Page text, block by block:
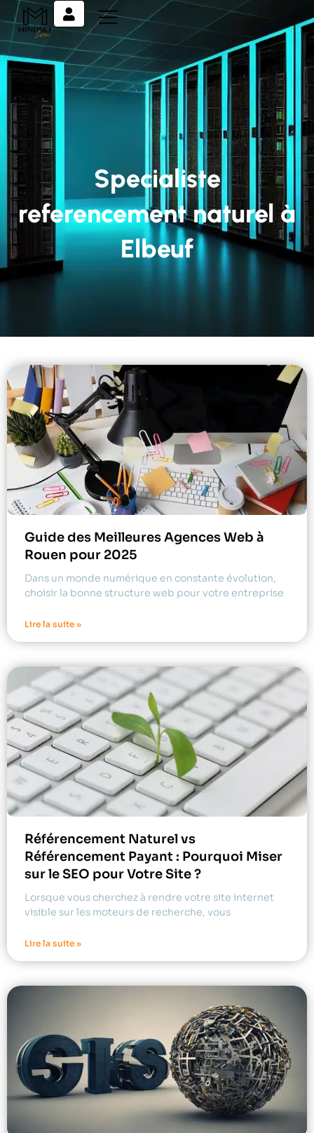
Specialiste
referencement naturel à
Elbeuf
Guide des Meilleures Agences Web à
Rouen pour 2025
Dans un monde numérique en constante évolution,
choisir la bonne structure web pour votre entreprise
Lire la suite »
Référencement Naturel vs
Référencement Payant : Pourquoi Miser
sur le SEO pour Votre Site ?
Lorsque vous cherchez à rendre votre site internet
visible sur les moteurs de recherche, vous
Lire la suite »